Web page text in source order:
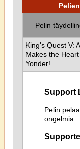
Pelin
King's Quest V:
Makes the
Yonder!
Support
Pelin
ongelmia.